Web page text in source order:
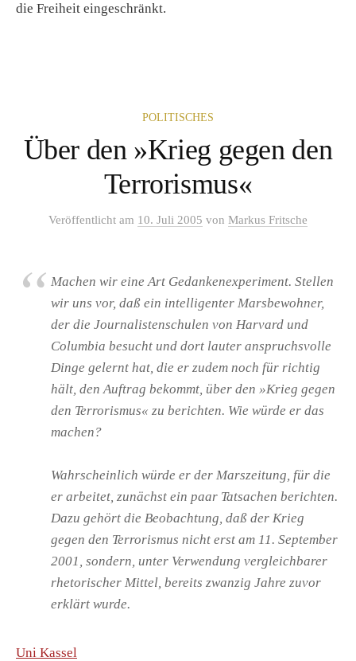
die Freiheit eingeschränkt.
POLITISCHES
Über den »Krieg gegen den
Terrorismus«
Veröffentlicht am 10. Juli 2005 von Markus Fritsche
Machen wir eine Art Gedankenexperiment. Stellen
wir uns vor, daß ein intelligenter Marsbewohner,
der die Journalistenschulen von Harvard und
Columbia besucht und dort lauter anspruchsvolle
Dinge gelernt hat, die er zudem noch für richtig
hält, den Auftrag bekommt, über den »Krieg gegen
den Terrorismus« zu berichten. Wie würde er das
machen?
Wahrscheinlich würde er der Marszeitung, für die
er arbeitet, zunächst ein paar Tatsachen berichten.
Dazu gehört die Beobachtung, daß der Krieg
gegen den Terrorismus nicht erst am 11. September
2001, sondern, unter Verwendung vergleichbarer
rhetorischer Mittel, bereits zwanzig Jahre zuvor
erklärt wurde.
Uni Kassel